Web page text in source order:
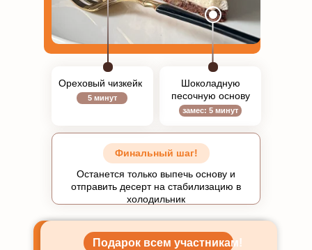
Шоколадную
песочную основу
Останется только выпечь основу и
отправить десерт на стабилизацию в
холодильник
Ореховый чизкейк
Подарок всем участникам!
5 минут
замес: 5 минут
Финальный шаг!